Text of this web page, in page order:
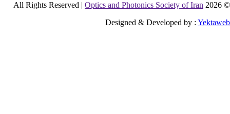
©
Optics and Photonics Society of Iran
Designed & Developed by :